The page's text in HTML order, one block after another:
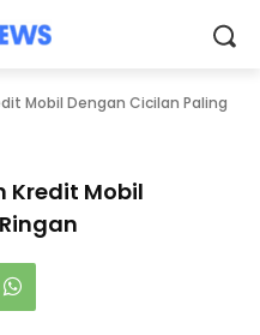
Mobil Dengan Cicilan Paling
Kredit Mobil